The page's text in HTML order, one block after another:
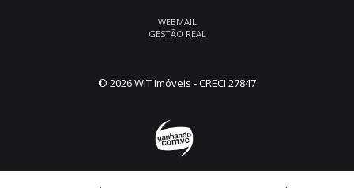
WEBMAIL
GESTÃO REAL
© 2026 WIT Imóveis - CRECI 27847